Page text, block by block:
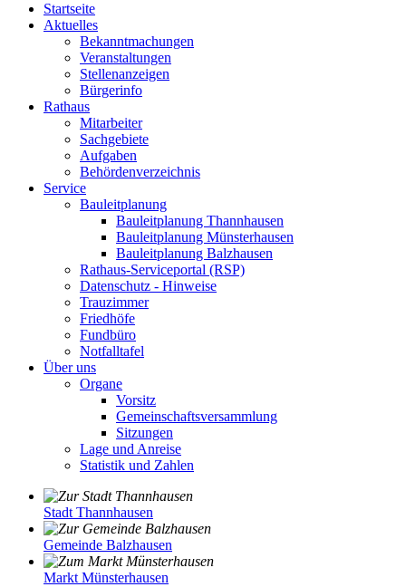
Startseite
Aktuelles
Bekanntmachungen
Veranstaltungen
Stellenanzeigen
Bürgerinfo
Rathaus
Mitarbeiter
Sachgebiete
Aufgaben
Behördenverzeichnis
Service
Bauleitplanung
Bauleitplanung Thannhausen
Bauleitplanung Münsterhausen
Bauleitplanung Balzhausen
Rathaus-Serviceportal (RSP)
Datenschutz - Hinweise
Trauzimmer
Friedhöfe
Fundbüro
Notfalltafel
Über uns
Organe
Vorsitz
Gemeinschaftsversammlung
Sitzungen
Lage und Anreise
Statistik und Zahlen
Stadt Thannhausen
Gemeinde Balzhausen
Markt Münsterhausen